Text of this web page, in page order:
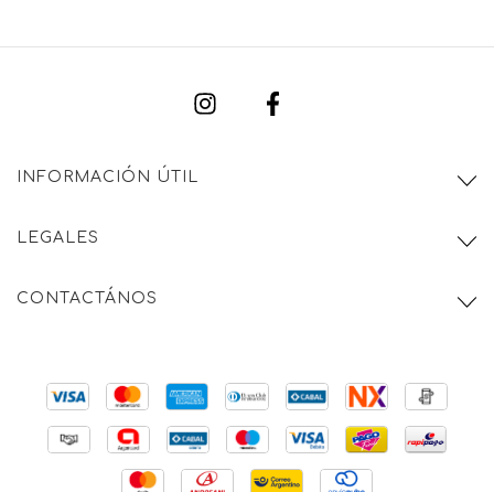
INFORMACIÓN ÚTIL
LEGALES
CONTACTÁNOS